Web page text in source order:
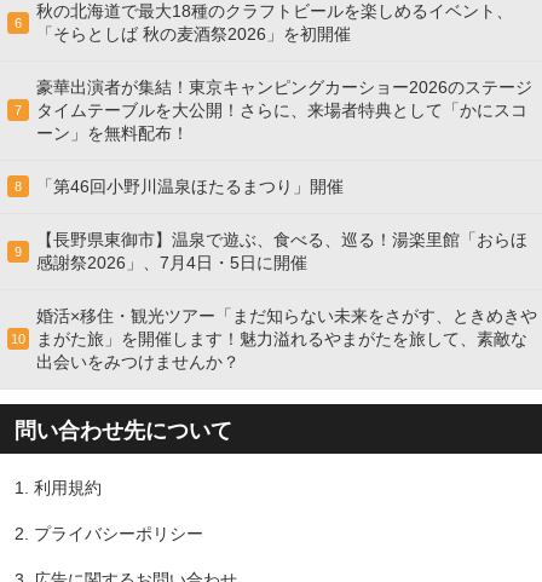
6
秋の北海道で最大18種のクラフトビールを楽しめるイベント、
「そらとしば 秋の麦酒祭2026」を初開催
7
豪華出演者が集結！東京キャンピングカーショー2026のステージ
タイムテーブルを大公開！さらに、来場者特典として「かにスコ
ーン」を無料配布！
8 「第46回小野川温泉ほたるまつり」開催
9
【長野県東御市】温泉で遊ぶ、食べる、巡る！湯楽里館「おらほ
感謝祭2026」、7月4日・5日に開催
10
婚活×移住・観光ツアー「まだ知らない未来をさがす、ときめきや
まがた旅」を開催します！魅力溢れるやまがたを旅して、素敵な
出会いをみつけませんか？
問い合わせ先について
1. 利用規約
2. プライバシーポリシー